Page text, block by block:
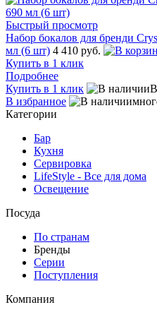
Быстрый просмотр
Набор бокалов для бренди
мл (6 шт) 4 410 руб.
Купить в 1 клик
Подробнее
Купить в 1 клик
В избранное
Категории
Бар
Кухня
Сервировка
LifeStyle - Все для дома
Освещение
Посуда
По странам
Бренды
Серии
Поступления
Компания